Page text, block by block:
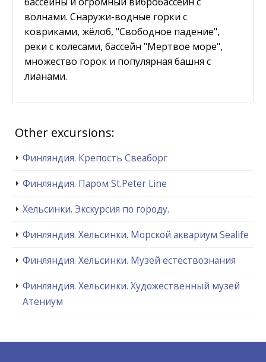
волнами. Снаружи-водные горки с
ковриками, жёлоб, "Свободное падение",
реки с колесами, бассейн "Мертвое море",
множество горок и популярная башня с
лианами.
Other excursions:
Финляндия. Крепость Свеаборг
Финляндия. Паром St.Peter Line
Хельсинки. Экскурсия по городу.
Финляндия. Хельсинки. Морской аквариум Sealife
Финляндия. Хельсинки. Музей естествознания
Финляндия. Хельсинки. Художественный музей
Атениум